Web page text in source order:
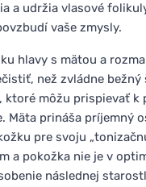
a udržia vlasové
vaše zmysly.
hlavy s mätou a
než zvládne
ktoré môžu prispievať
Mäta prináša príjemný
pre svoju
a pokožka nie je v
následnej